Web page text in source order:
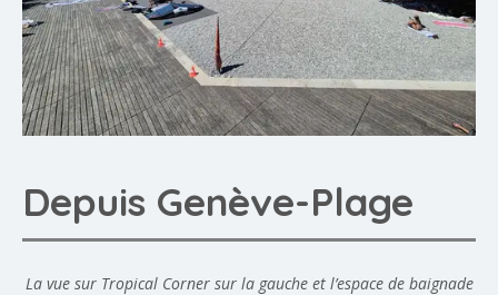
Depuis Genève-Plage
La vue sur Tropical Corner sur la gauche et l’espace de baignade